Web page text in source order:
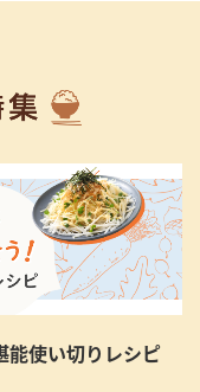
能使い切りレシピ